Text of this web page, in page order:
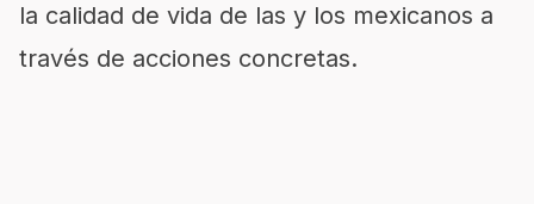
la calidad de vida de las y los mexicanos a
través de acciones concretas.